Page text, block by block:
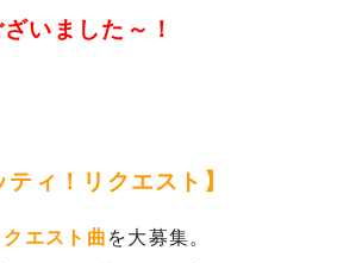
いました～！
ティ！リクエスト】
クエスト曲 を大募集。